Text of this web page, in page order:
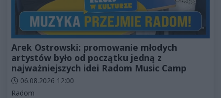
Arek Ostrowski: promowanie młodych
artystów było od początku jedną z
najważniejszych idei Radom Music Camp
Data dodania artykułu:
06.08.2026 12:00
Kategorie artykułu:
Radom